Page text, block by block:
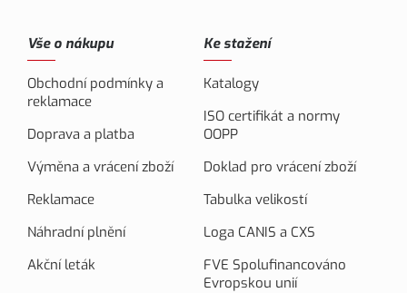
Vše o nákupu
Obchodní podmínky a
reklamace
Doprava a platba
Výměna a vrácení zboží
Reklamace
Náhradní plnění
Akční leták
Ke stažení
Katalogy
ISO certifikát a normy
OOPP
Doklad pro vrácení zboží
Tabulka velikostí
Loga CANIS a CXS
FVE Spolufinancováno
Evropskou unií